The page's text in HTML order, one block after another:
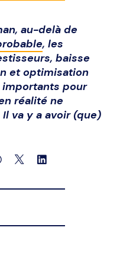
au-delà de
, les
baisse
et optimisation
pour
réalité ne
Il va y a avoir (que)